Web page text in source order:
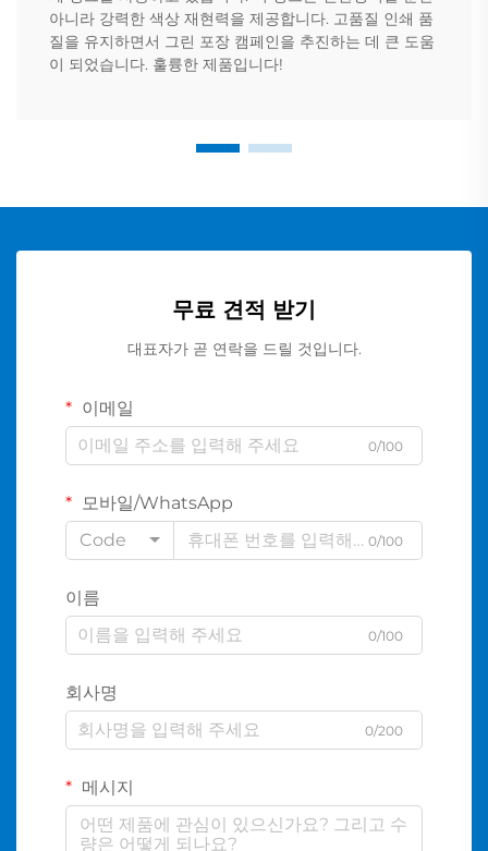
아니라 강력한 색상 재현력을 제공합니다. 고품질 인쇄 품
질을 유지하면서 그린 포장 캠페인을 추진하는 데 큰 도움
이 되었습니다. 훌륭한 제품입니다!
무료 견적 받기
대표자가 곧 연락을 드릴 것입니다.
이메일
0/100
모바일/WhatsApp
Code
0/100
이름
0/100
회사명
0/200
메시지